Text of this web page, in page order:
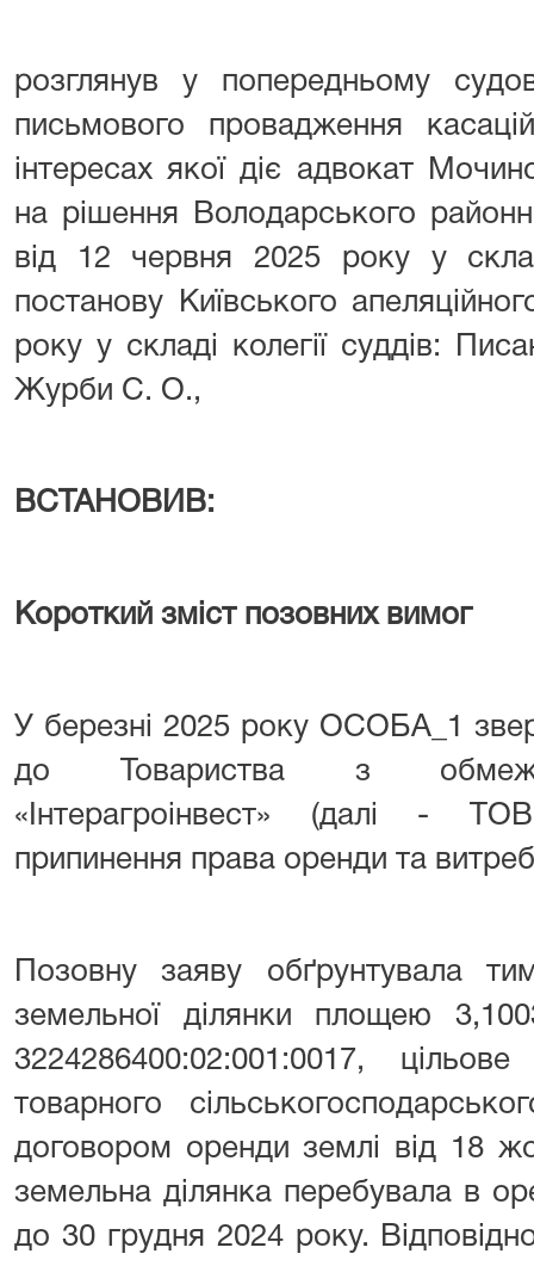
розглянув у попередньому
письмового провадження
інтересах якої діє адвокат
на рішення Володарського
від 12 червня 2025 року у
постанову Київського
року у складі колегії суддів:
Журби С. О.,
ВСТАНОВИВ:
Короткий зміст позовних вимог
У березні 2025 року ОСОБА_1
до Товариства з
«Інтерагроінвест» (далі -
припинення права оренди та
Позовну заяву обґрунтувала
земельної ділянки площею
3224286400:02:001:0017,
товарного
договором оренди землі від 18
земельна ділянка перебувала в
до 30 грудня 2024 року.